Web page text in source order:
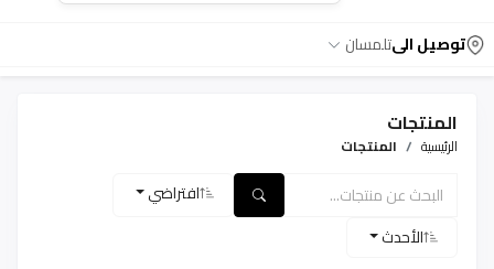
توصيل الىتلمسان
المنتجات
الرئيسية المنتجات
افتراضي
الأحدث